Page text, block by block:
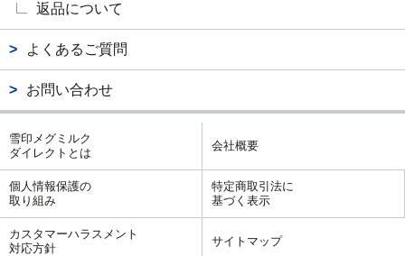
返品について
よくあるご質問
お問い合わせ
雪印メグミルク
ダイレクトとは
会社概要
個人情報保護の
取り組み
特定商取引法に
基づく表示
カスタマーハラスメント
対応方針
サイトマップ